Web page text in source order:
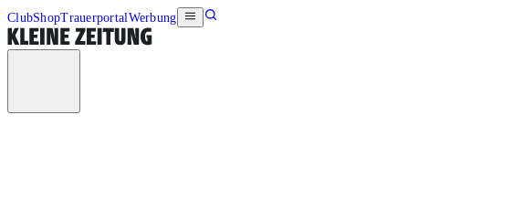
ClubShopTrauerportalWerbung